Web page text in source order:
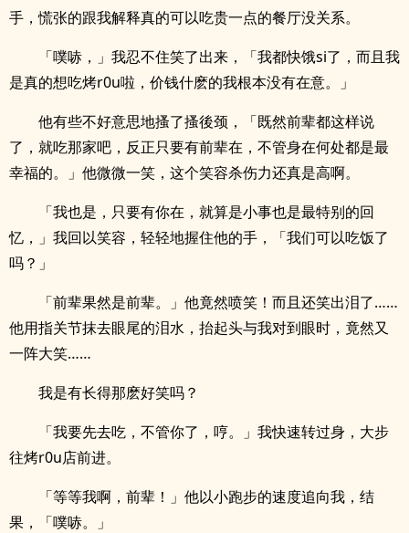
手，慌张的跟我解释真的可以吃贵一点的餐厅没关系。
「噗哧，」我忍不住笑了出来，「我都快饿si了，而且我
是真的想吃烤r0u啦，价钱什麽的我根本没有在意。」
他有些不好意思地搔了搔後颈，「既然前辈都这样说
了，就吃那家吧，反正只要有前辈在，不管身在何处都是最
幸福的。」他微微一笑，这个笑容杀伤力还真是高啊。
「我也是，只要有你在，就算是小事也是最特别的回
忆，」我回以笑容，轻轻地握住他的手，「我们可以吃饭了
吗？」
「前辈果然是前辈。」他竟然喷笑！而且还笑出泪了……
他用指关节抹去眼尾的泪水，抬起头与我对到眼时，竟然又
一阵大笑……
我是有长得那麽好笑吗？
「我要先去吃，不管你了，哼。」我快速转过身，大步
往烤r0u店前进。
「等等我啊，前辈！」他以小跑步的速度追向我，结
果，「噗哧。」